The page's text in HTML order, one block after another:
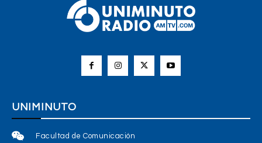
UNIMINUTO
Facultad de Comunicación